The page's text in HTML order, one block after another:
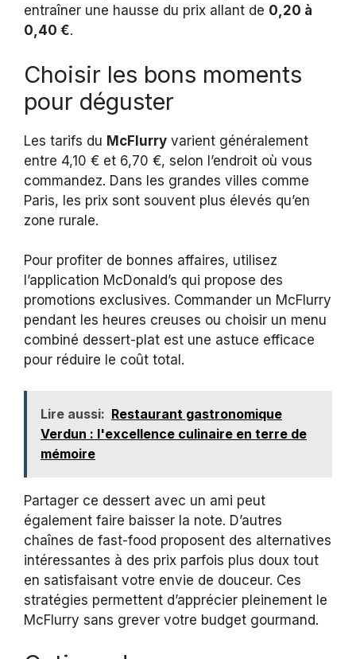
entraîner une hausse du prix allant de 0,20 à
0,40 €.
Choisir les bons moments
pour déguster
Les tarifs du McFlurry varient généralement
entre 4,10 € et 6,70 €, selon l’endroit où vous
commandez. Dans les grandes villes comme
Paris, les prix sont souvent plus élevés qu’en
zone rurale.
Pour profiter de bonnes affaires, utilisez
l’application McDonald’s qui propose des
promotions exclusives. Commander un McFlurry
pendant les heures creuses ou choisir un menu
combiné dessert-plat est une astuce efficace
pour réduire le coût total.
Lire aussi: Restaurant gastronomique
Verdun : l'excellence culinaire en terre de
mémoire
Partager ce dessert avec un ami peut
également faire baisser la note. D’autres
chaînes de fast-food proposent des alternatives
intéressantes à des prix parfois plus doux tout
en satisfaisant votre envie de douceur. Ces
stratégies permettent d’apprécier pleinement le
McFlurry sans grever votre budget gourmand.